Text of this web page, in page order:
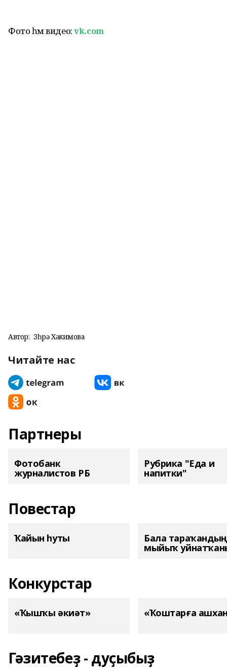
Фото һәм видео:vk.com
Автор: Зөһрә Хәкимова
Читайте нас
Партнеры
Фотобанк
журналистов РБ
Рубрика "Еда и
напитки"
Повестар
Ҡайын һуты Бала тараҡандың
мыйыҡ
Конкурстар
«Ҡышҡы әкиәт» «Ҡоштарға
Гәзитебеҙ - дуҫыбыҙ